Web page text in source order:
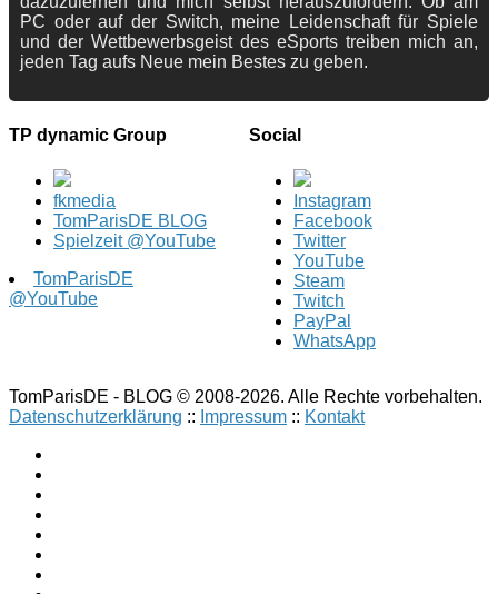
PC oder auf der Switch, meine Leidenschaft für Spiele
und der Wettbewerbsgeist des eSports treiben mich an,
jeden Tag aufs Neue mein Bestes zu geben.
TP dynamic Group
fkmedia
TomParisDE BLOG
Spielzeit @YouTube
TomParisDE
@YouTube
Social
Instagram
Facebook
Twitter
YouTube
Steam
Twitch
PayPal
WhatsApp
TomParisDE - BLOG © 2008-2026. Alle Rechte vorbehalten.
Datenschutzerklärung :: Impressum :: Kontakt